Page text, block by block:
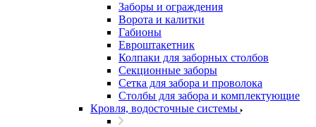
Заборы и ограждения
Ворота и калитки
Габионы
Евроштакетник
Колпаки для заборных столбов
Секционные заборы
Сетка для забора и проволока
Столбы для забора и комплектующие
Кровля, водосточные системы